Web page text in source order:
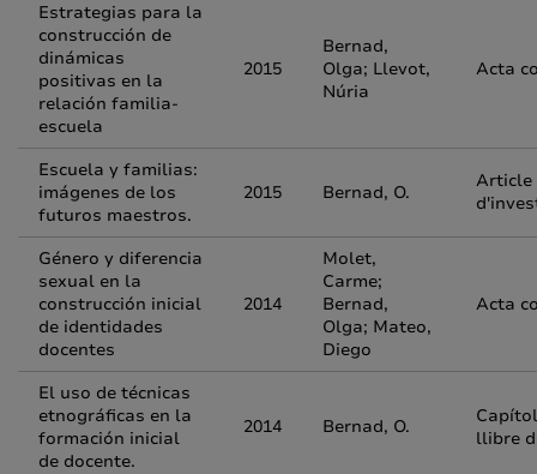
Estrategias para la
construcción de
dinámicas
positivas en la
relación familia-
escuela
2015
Bernad,
Olga; Llevot,
Núria
Acta
Escuela y familias:
imágenes de los
futuros maestros.
2015 Bernad, O.
Article
Género y diferencia
sexual en la
construcción inicial
de identidades
docentes
2014
Molet,
Carme;
Bernad,
Olga; Mateo,
Diego
Acta
El uso de técnicas
etnográficas en la
formación inicial
de docente.
2014 Bernad, O.
llibre